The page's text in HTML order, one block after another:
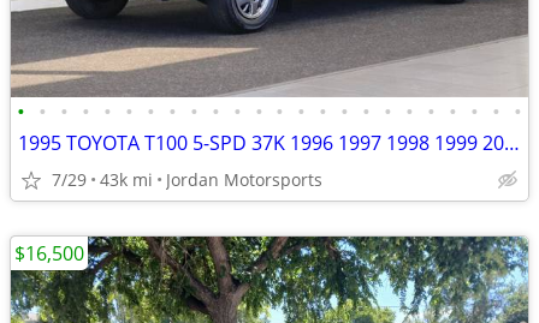
• • • • • • • • • • • • • • • • • • • • • • • •
1995 TOYOTA T100 5-SPD 37K 1996 1997 1998 1999 2000 2001 tundra tacoma
7/29 43k mi Jordan Motorsports
$16,500